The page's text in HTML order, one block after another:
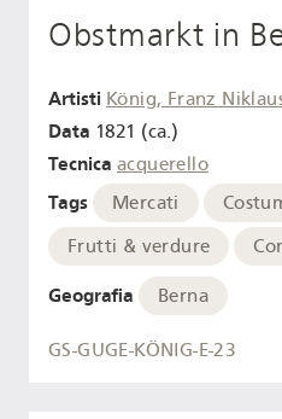
Obstmarkt in
Artisti König, Franz
Data 1821 (ca.)
Tecnica acquerello
Tags Mercati
Frutti & verdure
Geografia Berna
GS-GUGE-KÖNIG-E-23